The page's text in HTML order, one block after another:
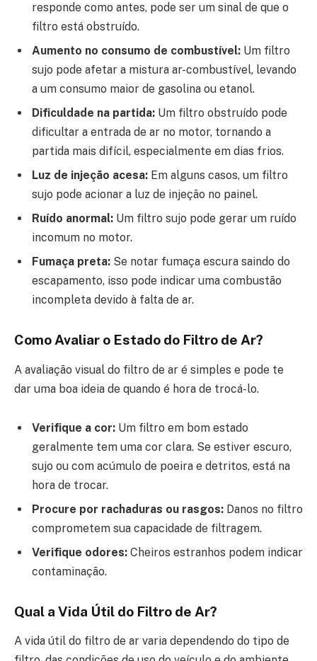
responde como antes, pode ser um sinal de que o
filtro está obstruído.
Aumento no consumo de combustível: Um filtro
sujo pode afetar a mistura ar-combustível, levando
a um consumo maior de gasolina ou etanol.
Dificuldade na partida: Um filtro obstruído pode
dificultar a entrada de ar no motor, tornando a
partida mais difícil, especialmente em dias frios.
Luz de injeção acesa: Em alguns casos, um filtro
sujo pode acionar a luz de injeção no painel.
Ruído anormal: Um filtro sujo pode gerar um ruído
incomum no motor.
Fumaça preta: Se notar fumaça escura saindo do
escapamento, isso pode indicar uma combustão
incompleta devido à falta de ar.
Como Avaliar o Estado do Filtro de Ar?
A avaliação visual do filtro de ar é simples e pode te
dar uma boa ideia de quando é hora de trocá-lo.
Verifique a cor: Um filtro em bom estado
geralmente tem uma cor clara. Se estiver escuro,
sujo ou com acúmulo de poeira e detritos, está na
hora de trocar.
Procure por rachaduras ou rasgos: Danos no filtro
comprometem sua capacidade de filtragem.
Verifique odores: Cheiros estranhos podem indicar
contaminação.
Qual a Vida Útil do Filtro de Ar?
A vida útil do filtro de ar varia dependendo do tipo de